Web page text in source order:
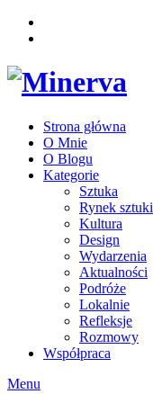
Strona główna
O Mnie
O Blogu
Kategorie
Sztuka
Rynek sztuki
Kultura
Design
Wydarzenia
Aktualności
Podróże
Lokalnie
Refleksje
Rozmowy
Współpraca
Menu